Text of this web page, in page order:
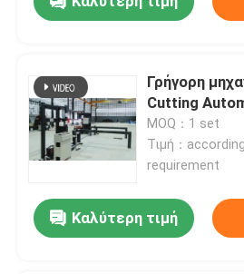
Γρήγορη
Cutting
MOQ：1 set
Τιμή：
requirement
Καλύτερη τιμή